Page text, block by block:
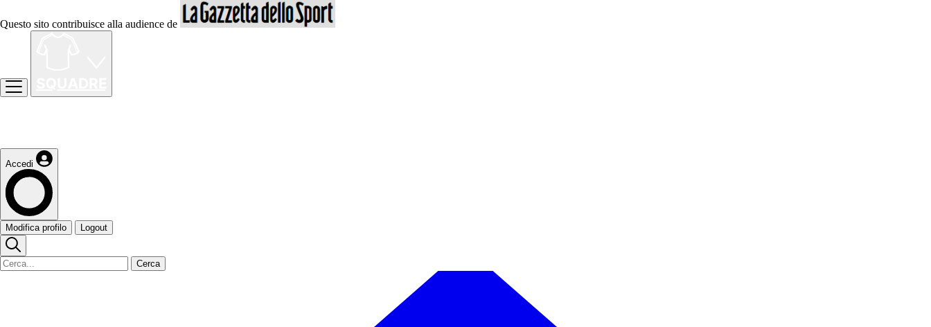
Questo sito contribuisce alla audience de
Accedi
Modifica profilo Logout
Cerca